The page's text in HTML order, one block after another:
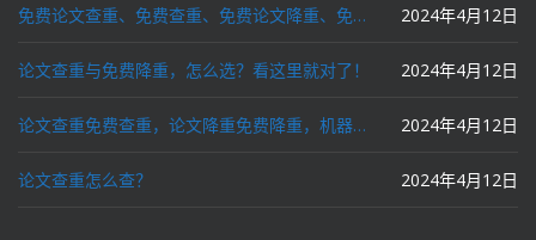
免费论文查重、免费查重、免费论文降重、免费降重、智能降重、一键降重、降低AIGC写作率、AI写论文，这些名词你了解吗？ 2024年4月12日
论文查重与免费降重，怎么选？看这里就对了！ 2024年4月12日
论文查重免费查重，论文降重免费降重，机器降重，人工降重，降低AIGC写作率，ai写论文，都要选论文狗和paperdog以及文思慧达！ 2024年4月12日
论文查重怎么查？ 2024年4月12日